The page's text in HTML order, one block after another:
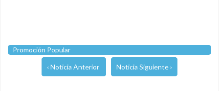
Promoción Popular
‹ Noticia Anterior Noticia Siguiente ›